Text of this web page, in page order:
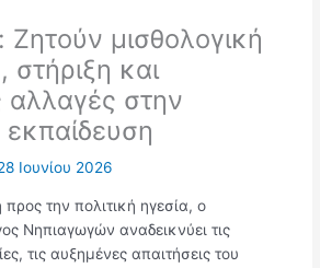
Ζητούν μισθολογική
στήριξη και
αλλαγές στην
Ιουνίου 2026
την πολιτική ηγεσία, ο
Νηπιαγωγών αναδεικνύει τις
τις αυξημένες απαιτήσεις του